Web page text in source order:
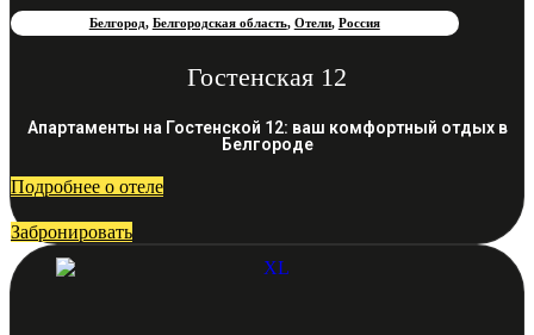
Белгород, Белгородская область, Отели, Россия
Гостенская 12
Апартаменты на Гостенской 12: ваш комфортный отдых в
Белгороде
Подробнее о отеле
Забронировать